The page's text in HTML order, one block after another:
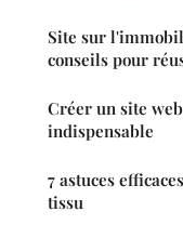
Site sur
conseils pour
Créer un site
indispensable
7 astuces
tissu